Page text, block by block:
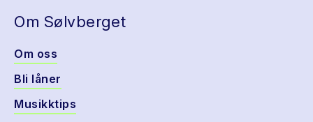
Om Sølvberget
Om oss
Bli låner
Musikktips